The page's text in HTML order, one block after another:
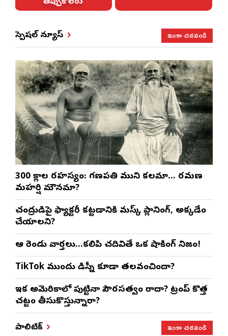
తిప్పుకోలేరు
స్పెషల్ న్యూస్ ఇంకా చదవండి
300 శ్లోకాల రహస్యం: గణపతి ముని కలమా… రమణ
మహర్షి మౌనమా?
చంద్రుడిపై ఫ్యాక్టరీ కట్టడానికి మస్క్ ప్లానింగ్, అక్కడేం
చేయాలని?
ఆ రెండు వార్తలు…కలిపి చదివితే ఒక షాకింగ్ నిజం!
TikTok ముందు డిస్నీ కూడా తలవంచిందా?
ఇక అమెరికాలో పుట్టినా పౌరసత్వం రాదా? ట్రంప్ కొత్త
చట్టం తీసుకొస్తున్నారా?
పాలిటిక్స్ ఇంకా చదవండి